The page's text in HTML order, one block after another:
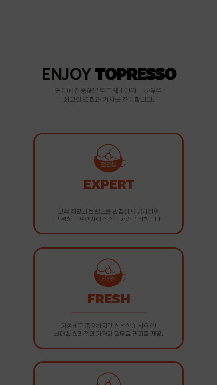
ENJOY TOPRESSO
커피에 집중해온 토프레소만의 노하우로
최고의 경험과 가치를 추구합니다.
전문성
EXPERT
고객 취향과 트랜드를 민첩하게 캐치하여
반영하는 프랜차이즈 전문가가 관리합니다.
신선함
FRESH
가성비도 중요하지만 신선함이 최우선!
최대한 합리적인 가격의 원두로 커피를 제공.